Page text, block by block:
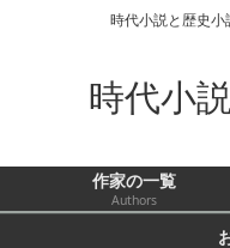
時代小説と歴史小
時代小
作家の一覧
Authors